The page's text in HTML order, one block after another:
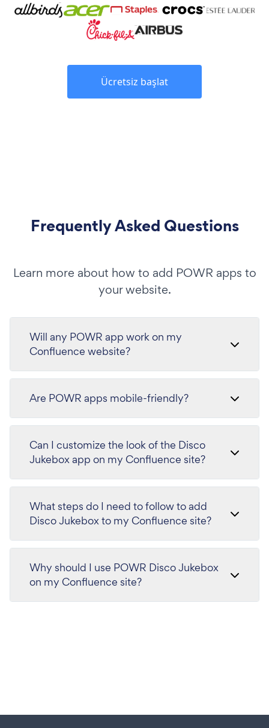
Ücretsiz başlat
Frequently Asked Questions
Learn more about how to add POWR apps to
your website.
Will any POWR app work on my
Confluence website?
Are POWR apps mobile-friendly?
Can I customize the look of the Disco
Jukebox app on my Confluence site?
What steps do I need to follow to add
Disco Jukebox to my Confluence site?
Why should I use POWR Disco Jukebox
on my Confluence site?